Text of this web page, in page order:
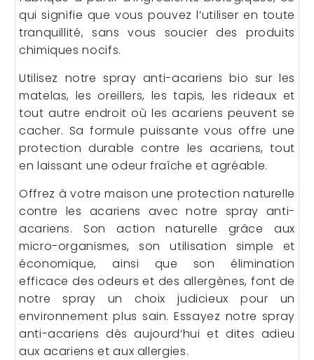
qui signifie que vous pouvez l’utiliser en toute
tranquillité, sans vous soucier des produits
chimiques nocifs.
Utilisez notre spray anti-acariens bio sur les
matelas, les oreillers, les tapis, les rideaux et
tout autre endroit où les acariens peuvent se
cacher. Sa formule puissante vous offre une
protection durable contre les acariens, tout
en laissant une odeur fraîche et agréable.
Offrez à votre maison une protection naturelle
contre les acariens avec notre spray anti-
acariens. Son action naturelle grâce aux
micro-organismes, son utilisation simple et
économique, ainsi que son élimination
efficace des odeurs et des allergènes, font de
notre spray un choix judicieux pour un
environnement plus sain. Essayez notre spray
anti-acariens dès aujourd’hui et dites adieu
aux acariens et aux allergies.